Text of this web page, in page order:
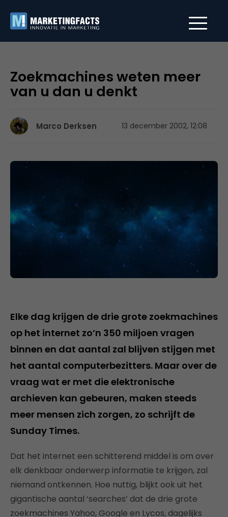
Zoekmachines weten meer
van u dan u denkt
Marco Derksen 13 december 2002, 12:08
Elke dag krijgen de drie grote zoekmachines
op het internet zo’n 350 miljoen vragen
binnen en dat aantal zal blijven stijgen met
het aantal computerbezitters. Maar over de
vraag wat er met die elektronische
archieven kan gebeuren, maken steeds
meer mensen zich zorgen, zo schrijft de
Sunday Times.
Dat het internet een schitterend middel is om over
elk denkbaar onderwerp informatie te krijgen, zal
niemand ontkennen. Hoe nuttig, blijkt ook uit het
gigantische aantal ‘searches’ dat de drie grote
zoekmachines Yahoo, Google en Lycos, dagelijks